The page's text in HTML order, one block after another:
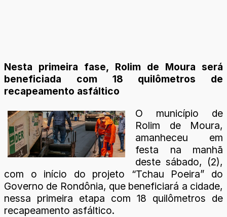
Nesta primeira fase, Rolim de Moura será
beneficiada com 18 quilômetros de
recapeamento asfáltico
O município de
Rolim de Moura,
amanheceu em
festa na manhã
deste sábado, (2),
com o início do projeto “Tchau Poeira” do
Governo de Rondônia, que beneficiará a cidade,
nessa primeira etapa com 18 quilômetros de
recapeamento asfáltico.